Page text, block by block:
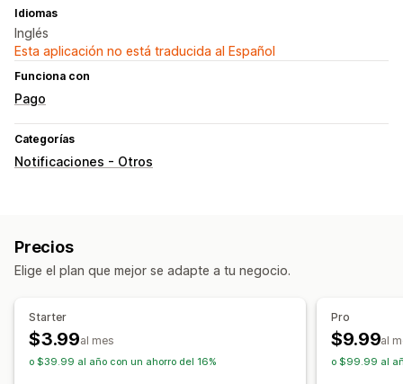
Idiomas
Inglés
Esta aplicación no está traducida al Español
Funciona con
Pago
Categorías
Notificaciones - Otros
Precios
Elige el plan que mejor se adapte a tu negocio.
Starter
$3.99al mes
o $39.99 al año con un ahorro del 16%
Pro
$9.99al
o $99.99 al